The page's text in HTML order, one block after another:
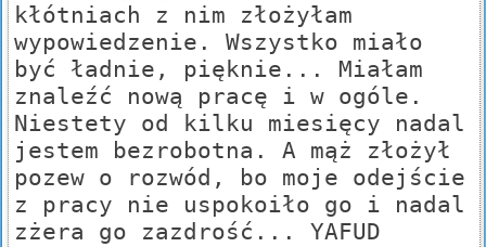
kłótniach z nim złożyłam
wypowiedzenie. Wszystko miało
być ładnie, pięknie... Miałam
znaleźć nową pracę i w ogóle.
Niestety od kilku miesięcy nadal
jestem bezrobotna. A mąż złożył
pozew o rozwód, bo moje odejście
z pracy nie uspokoiło go i nadal
zżera go zazdrość... YAFUD